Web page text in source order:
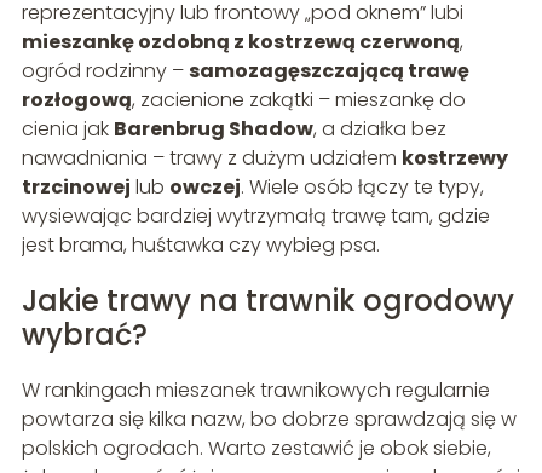
reprezentacyjny lub frontowy „pod oknem” lubi
mieszankę ozdobną z kostrzewą czerwoną,
ogród rodzinny –samozagęszczającą trawę
rozłogową, zacienione zakątki – mieszankę do
cienia jak Barenbrug Shadow, a działka bez
nawadniania – trawy z dużym udziałem kostrzewy
trzcinowej lub owczej. Wiele osób łączy te typy,
wysiewając bardziej wytrzymałą trawę tam, gdzie
jest brama, huśtawka czy wybieg psa.
Jakie trawy na trawnik ogrodowy
wybrać?
W rankingach mieszanek trawnikowych regularnie
powtarza się kilka nazw, bo dobrze sprawdzają się w
polskich ogrodach. Warto zestawić je obok siebie,